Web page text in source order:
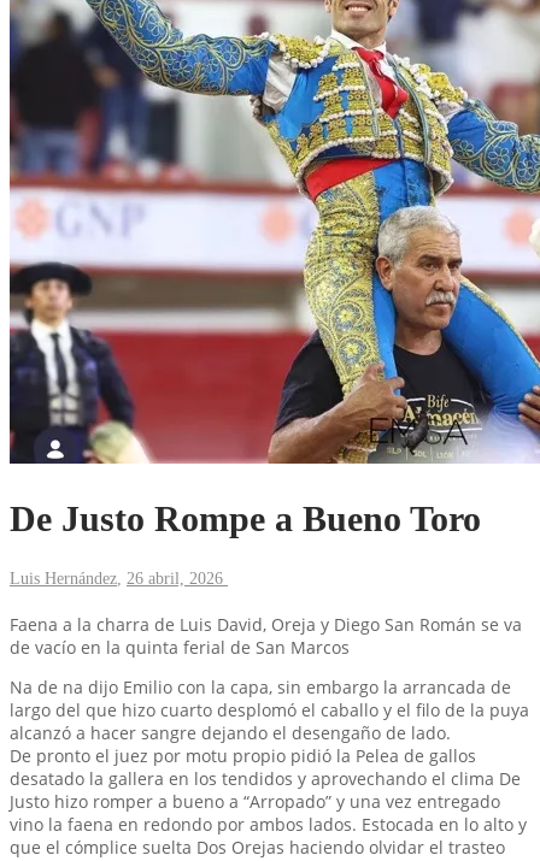
De Justo Rompe a Bueno Toro
Luis Hernández, 26 abril, 2026
Faena a la charra de Luis David, Oreja y Diego San Román se va
de vacío en la quinta ferial de San Marcos
Na de na dijo Emilio con la capa, sin embargo la arrancada de
largo del que hizo cuarto desplomó el caballo y el filo de la puya
alcanzó a hacer sangre dejando el desengaño de lado.
De pronto el juez por motu propio pidió la Pelea de gallos
desatado la gallera en los tendidos y aprovechando el clima De
Justo hizo romper a bueno a “Arropado” y una vez entregado
vino la faena en redondo por ambos lados. Estocada en lo alto y
que el cómplice suelta Dos Orejas haciendo olvidar el trasteo